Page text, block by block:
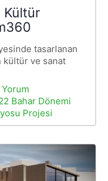
Kültür
tasarlanan
kültür ve sanat
Yorum
Bahar Dönemi
Projesi